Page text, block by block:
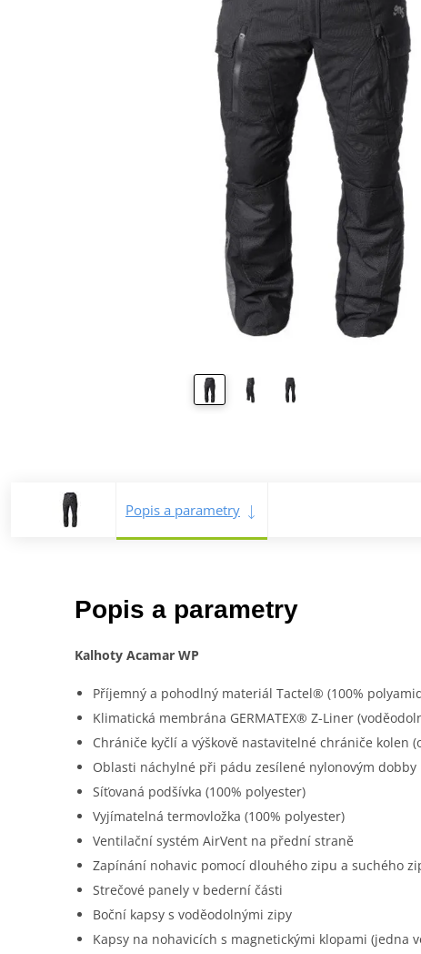
Popis a parametry
Popis a parametry
Kalhoty Acamar WP
Příjemný a pohodlný materiál Tactel® (100%
Klimatická membrána GERMATEX® Z-Liner
Chrániče kyčlí a výškově nastavitelné chrániče kolen
Oblasti náchylné při pádu zesílené nylonovým
Síťovaná podšívka (100% polyester)
Vyjímatelná termovložka (100% polyester)
Ventilační systém AirVent na přední straně
Zapínání nohavic pomocí dlouhého zipu a suchého
Strečové panely v bederní části
Boční kapsy s voděodolnými zipy
Kapsy na nohavicích s magnetickými klopami (jedna